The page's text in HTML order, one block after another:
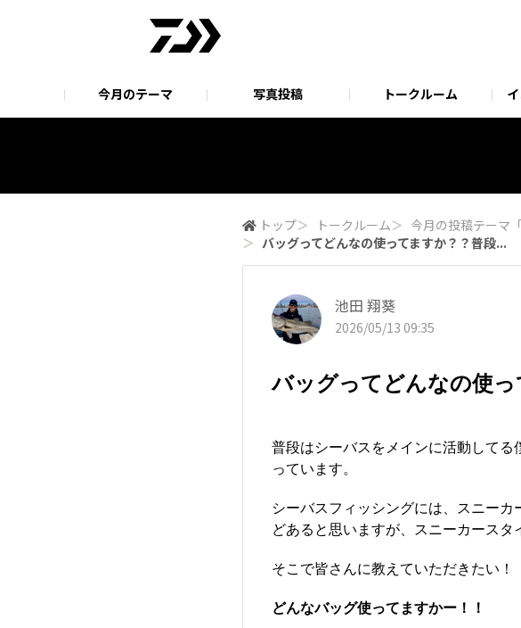
今月のテーマ 写真投稿 トークルーム
EXIST SF特設サイト
トップ＞ トークルーム＞ 今月の投稿テーマ
＞ バッグってどんなの使ってますか？？​​​普段...
池田 翔葵
2026/05/13 09:35
バッグってどんなの使っ
普段はシーバスをメインに活動して
っています。
シーバスフィッシングには、スニー
どあると思いますが、スニーカースタ
そこで皆さんに教えていただきたい！
​​どんなバッグ使ってますかー！！